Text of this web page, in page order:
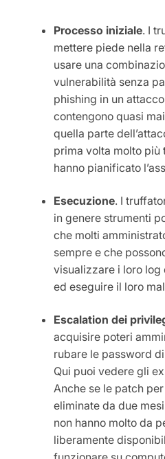
Processo iniziale. I
mettere piede nella
usare una
vulnerabilità senza
phishing in un
contengono quasi
quella parte
prima volta molto
hanno pianificato
Esecuzione. I
in genere strumenti
che molti
sempre e che
visualizzare i loro
ed eseguire il loro
Escalation dei
acquisire poteri
rubare le password
Qui puoi vedere gli
Anche se le patch
eliminate da due
non hanno molto da
liberamente